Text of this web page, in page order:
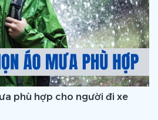
phù hợp cho người đi xe